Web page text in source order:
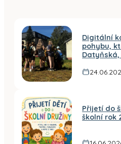
Digitální
pohybu,
Přijetí do
školní rok